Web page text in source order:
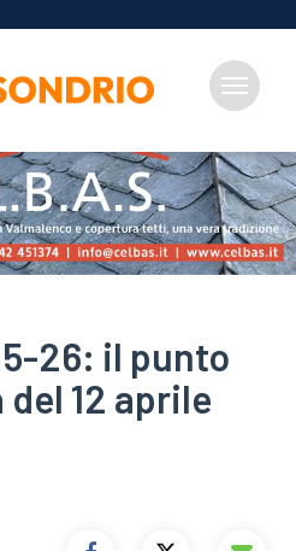
Toggle
26: il punto
12 aprile